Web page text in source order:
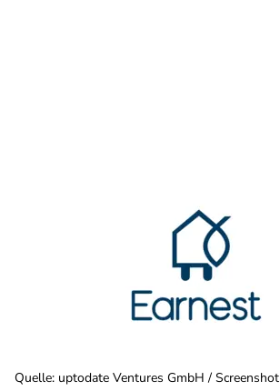
Quelle: uptodate Ventures GmbH / Screenshot